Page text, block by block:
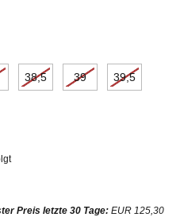
38,5 39 39,5
Preis letzte 30 Tage: EUR 125,30